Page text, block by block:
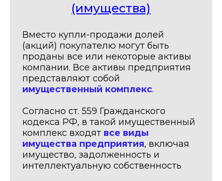
(имущества)
Вместо купли-продажи долей
(акций) покупателю могут быть
проданы все или некоторые активы
компании. Все активы предприятия
представляют собой
имущественный комплекс.
Согласно ст. 559 Гражданского
кодекса РФ, в такой имущественный
комплекс входят все виды
имущества предприятия, включая
имущество, задолженность и
интеллектуальную собственность